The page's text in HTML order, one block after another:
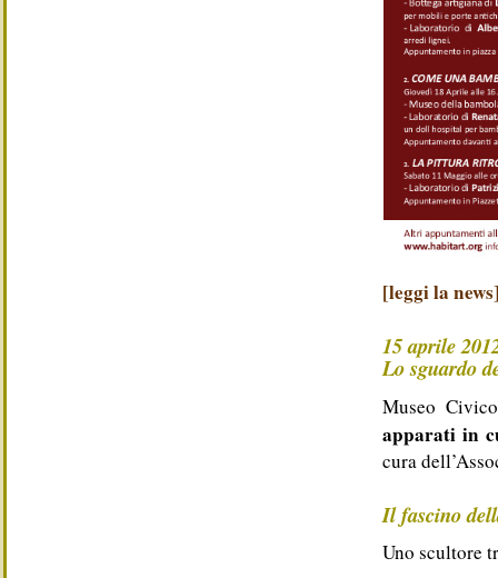
[leggi la
15 aprile
Lo sguardo
Museo
apparati in
cura
Il fascino
Uno scultore